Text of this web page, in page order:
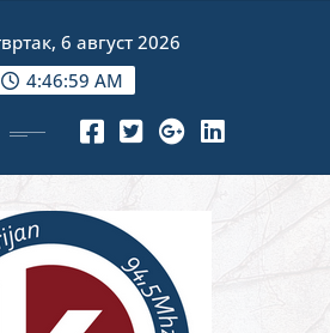
6 август 2026
4:47:00 AM